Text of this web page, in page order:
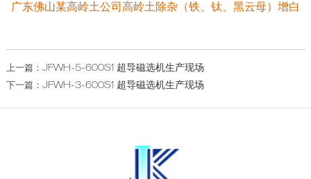
广东佛山某高岭土公司高岭土除杂（铁、钛、黑云母）增白
上一篇： JFWH-5-600S1 超导磁选机生产现场
下一篇： JFWH-3-600S1 超导磁选机生产现场